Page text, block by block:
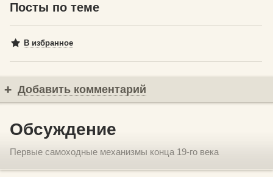
Посты по теме
В избранное
Добавить комментарий
Обсуждение
Первые самоходные механизмы конца 19-го века